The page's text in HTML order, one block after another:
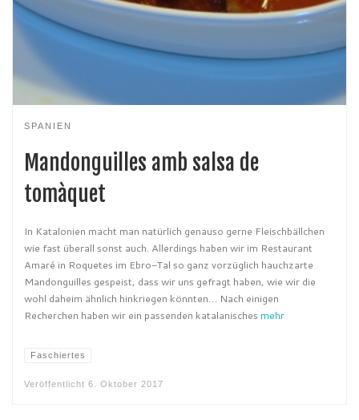
SPANIEN
Mandonguilles amb salsa de
tomàquet
In Katalonien macht man natürlich genauso gerne Fleischbällchen
wie fast überall sonst auch. Allerdings haben wir im Restaurant
Amaré in Roquetes im Ebro-Tal so ganz vorzüglich hauchzarte
Mandonguilles gespeist, dass wir uns gefragt haben, wie wir die
wohl daheim ähnlich hinkriegen könnten… Nach einigen
Recherchen haben wir ein passenden katalanisches mehr
Faschiertes
Veröffentlicht 6. Oktober 2017